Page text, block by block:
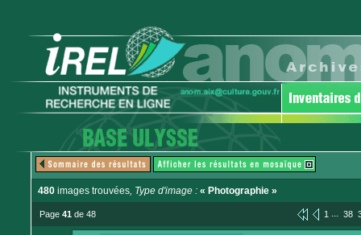
480 images trouvées, Type d'image : « Photographie »
Page 41 de 48 1 ... 38